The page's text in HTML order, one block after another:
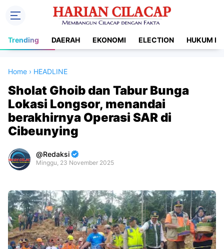
Trending DAERAH EKONOMI ELECTION HUKUM
Home › HEADLINE
Sholat Ghoib dan Tabur Bunga
Lokasi Longsor, menandai
berakhirnya Operasi SAR di
Cibeunying
Redaksi
Minggu, 23 November 2025
By
Raushan
Design
With
Shroff
Templates